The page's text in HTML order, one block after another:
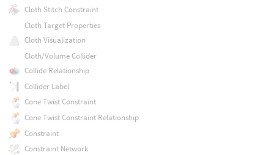
Cloth Stitch Constraint
Cloth Target Properties
Cloth Visualization
Cloth/Volume Collider
Collide Relationship
Collider Label
Cone Twist Constraint
Cone Twist Constraint Relationship
Constraint
Constraint Network